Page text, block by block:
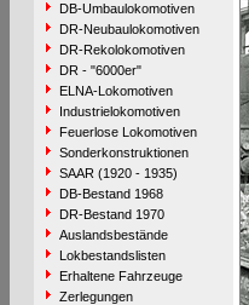
DB-Umbaulokomotiven
DR-Neubaulokomotiven
DR-Rekolokomotiven
DR - "6000er"
ELNA-Lokomotiven
Industrielokomotiven
Feuerlose Lokomotiven
Sonderkonstruktionen
SAAR (1920 - 1935)
DB-Bestand 1968
DR-Bestand 1970
Auslandsbestände
Lokbestandslisten
Erhaltene Fahrzeuge
Zerlegungen